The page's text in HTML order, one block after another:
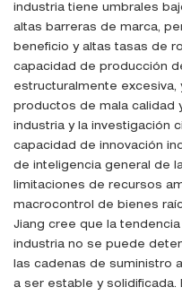
industria tiene umbrales
altas barreras de marca,
beneficio y altas tasas de
capacidad de producción
estructuralmente
productos de mala calidad
industria y la investigación
capacidad de innovación
de inteligencia general de
limitaciones de recursos
macrocontrol de bienes
Jiang cree que la
industria no se puede
las cadenas de suministro
a ser estable y